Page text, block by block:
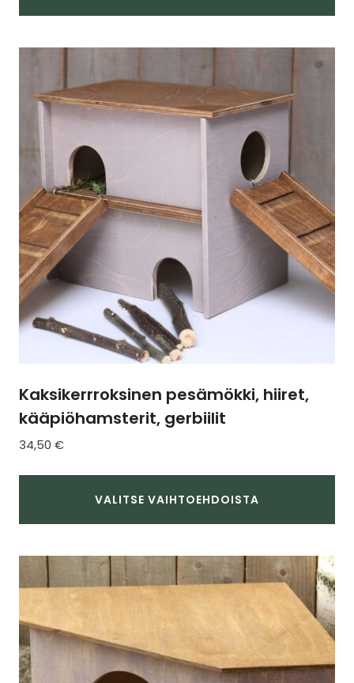
tuotteella
useampi
muunnelma.
tehdä
valinnat
tuotteen
sivulla.
Kaksikerrroksinen pesämökki, hiiret,
kääpiöhamsterit, gerbiilit
34,50 €
VALITSE VAIHTOEHDOISTA
tuotteella
useampi
muunnelma.
Voit
tehdä